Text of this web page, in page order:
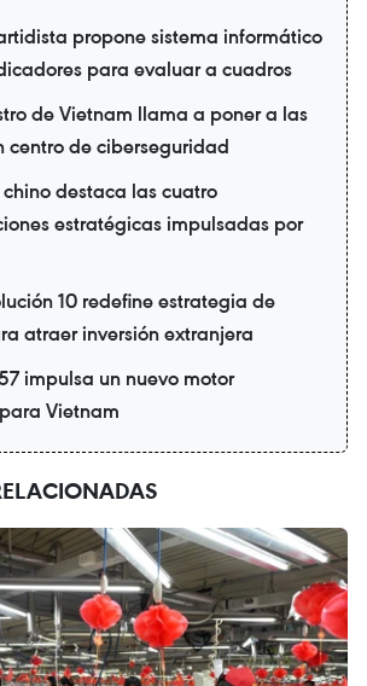
propone sistema informático
para evaluar a cuadros
de Vietnam llama a poner a las
centro de ciberseguridad
destaca las cuatro
estratégicas impulsadas por
10 redefine estrategia de
atraer inversión extranjera
impulsa un nuevo motor
Vietnam